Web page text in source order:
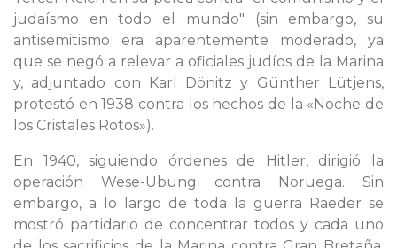
judaísmo en todo el mundo" (sin embargo, su
antisemitismo era aparentemente moderado, ya
que se negó a relevar a oficiales judíos de la Marina
y, adjuntado con Karl Dönitz y Günther Lütjens,
protestó en 1938 contra los hechos de la «Noche de
los Cristales Rotos»).
En 1940, siguiendo órdenes de Hitler, dirigió la
operación Wese-Ubung contra Noruega. Sin
embargo, a lo largo de toda la guerra Raeder se
mostró partidario de concentrar todos y cada uno